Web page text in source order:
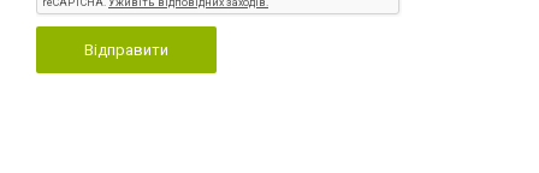
Відправити